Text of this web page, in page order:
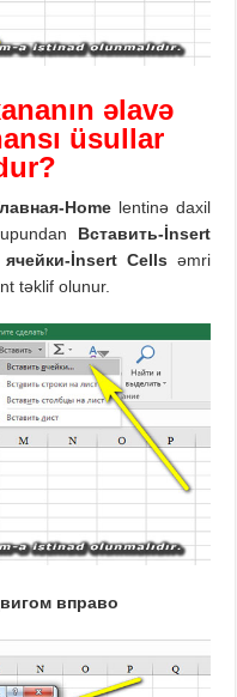
əlavə
üsullar
-Home lentinə daxil
Вставить-İnsert
ячейки-İnsert Cells əmri
təklif olunur.
вправо